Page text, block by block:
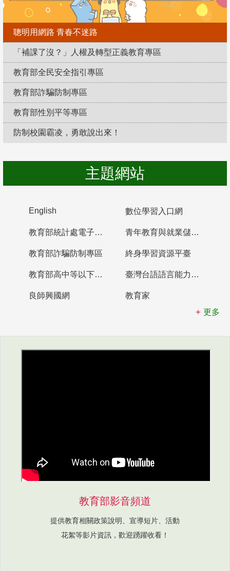
聰明用網路 青春不迷路
「補課了沒？」人權及轉型正義教育專區
教育部全民安全指引專區
教育部詐騙防制專區
教育部性別平等專區
防制校園霸凌，勇敢說出來！
主題網站
English 數位學習入口網
教育部統計處電子書櫃 青年教育與就業儲蓄帳戶
教育部詐騙防制專區 終身學習資源平臺
教育部高中等以下學校及幼兒園教師資格檢定考試 臺灣台語語言能力認證網站
良師興國網
教育家
更多
教育部影音頻道
提供教育相關政策說明、宣導短片、活動
花絮等影片資訊，歡迎踴躍收看！